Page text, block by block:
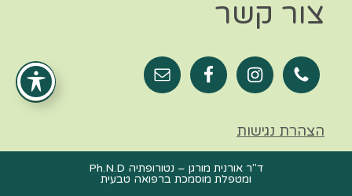
צור קשר
הצהרת נגישות
ד"ר אורנית מורגן – נטורופתיה Ph.N.D
ומטפלת מוסמכת ברפואה טבעית